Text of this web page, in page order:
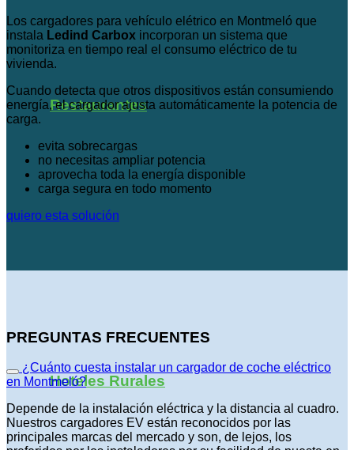
Restaurantes
Hoteles Rurales
Los cargadores para vehículo elétrico en Montmeló que
instala Ledind Carbox incorporan un sistema que
monitoriza en tiempo real el consumo eléctrico de tu
vivienda.
Cuando detecta que otros dispositivos están consumiendo
energía, el cargador ajusta automáticamente la potencia de
carga.
evita sobrecargas
no necesitas ampliar potencia
aprovecha toda la energía disponible
carga segura en todo momento
quiero esta solución
PREGUNTAS FRECUENTES
¿Cuánto cuesta instalar un cargador de coche eléctrico
en Montmeló?
Depende de la instalación eléctrica y la distancia al cuadro.
Nuestros cargadores EV están reconocidos por las
principales marcas del mercado y son, de lejos, los